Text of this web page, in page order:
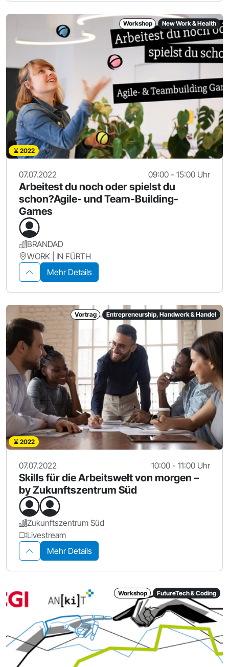
Workshop New Work & Health
2022
07.07.2022 09:00 - 15:00 Uhr
Arbeitest du noch oder spielst du
schon?Agile- und Team-Building-
Games
BRANDAD
WORK | IN FÜRTH
Mehr Details
Vortrag Entrepreneurship, Handwerk & Handel
2022
07.07.2022 10:00 - 11:00 Uhr
Skills für die Arbeitswelt von morgen –
by Zukunftszentrum Süd
Zukunftszentrum Süd
Livestream
Mehr Details
Workshop FutureTech & Coding